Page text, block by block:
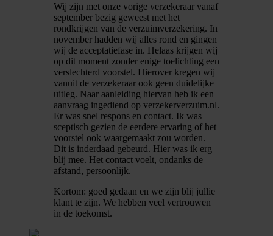
Wij zijn met onze vorige verzekeraar vanaf
september bezig geweest met het
rondkrijgen van de verzuimverzekering. In
november hadden wij alles rond en gingen
wij de acceptatiefase in. Helaas krijgen wij
op dit moment zonder enige toelichting een
verslechterd voorstel. Hierover kregen wij
vanuit de verzekeraar ook geen duidelijke
uitleg. Naar aanleiding hiervan heb ik een
aanvraag ingediend op verzekerverzuim.nl.
Er was snel respons en contact. Ik was
sceptisch gezien de eerdere ervaring of het
voorstel ook waargemaakt zou worden.
Dit is inderdaad gebeurd. Hier was ik erg
blij mee. Het contact voelt, ondanks de
afstand, persoonlijk.
Kortom: goed gedaan en we zijn blij jullie
klant te zijn. We hebben veel vertrouwen
in de toekomst.